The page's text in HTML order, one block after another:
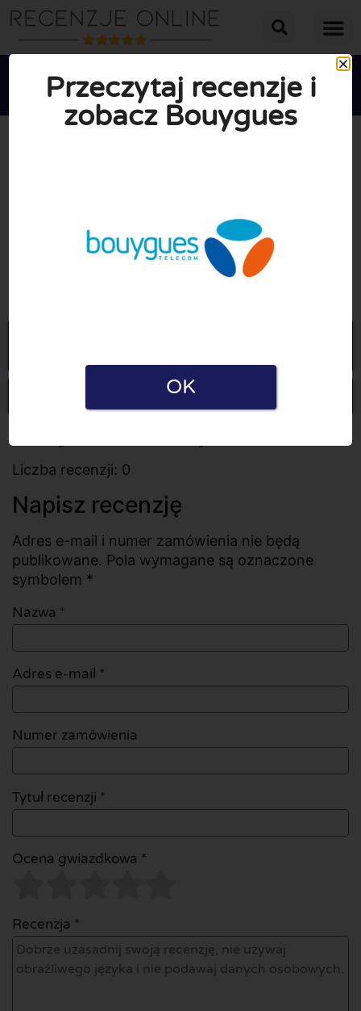

Napisz recenzję
Liczba recenzji: 0
Napisz recenzję
Adres e-mail i numer zamówienia nie będą
publikowane. Pola wymagane są oznaczone
symbolem *
Nazwa *
Adres e-mail *
Numer zamówienia
Tytuł recenzji *
Ocena gwiazdkowa *
Recenzja *
Przeczytaj recenzje i
zobacz Bouygues
OK